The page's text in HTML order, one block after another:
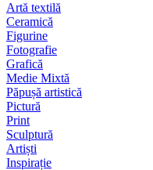
Artă textilă
Ceramică
Figurine
Fotografie
Grafică
Medie Mixtă
Păpușă artistică
Pictură
Print
Sculptură
Artiști
Inspirație